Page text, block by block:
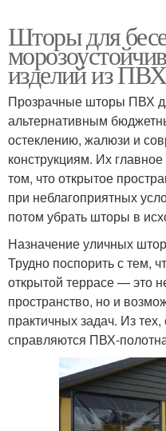
Шторы для
изделий из ПВХ
Прозрачные шторы ПВХ
альтернативным
остеклению, жалюзи и
конструкциям. Их
том, что открытое
при неблагоприятных
потом убрать шторы в
Назначение уличных штор
Трудно поспорить с тем,
открытой террасе — это
пространство, но и
практичных задач. Из
справляются ПВХ-